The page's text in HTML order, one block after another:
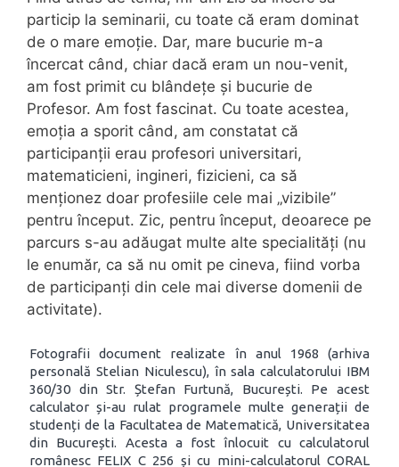
particip la seminarii, cu toate că eram dominat
de o mare emoție. Dar, mare bucurie m-a
încercat când, chiar dacă eram un nou-venit,
am fost primit cu blândețe și bucurie de
Profesor. Am fost fascinat. Cu toate acestea,
emoția a sporit când, am constatat că
participanții erau profesori universitari,
matematicieni, ingineri, fizicieni, ca să
menționez doar profesiile cele mai „vizibile”
pentru început. Zic, pentru început, deoarece pe
parcurs s-au adăugat multe alte specialități (nu
le enumăr, ca să nu omit pe cineva, fiind vorba
de participanți din cele mai diverse domenii de
activitate).
Fotografii document realizate în anul 1968 (arhiva
personală Stelian Niculescu), în sala calculatorului IBM
360/30 din Str. Ștefan Furtună, București. Pe acest
calculator și-au rulat programele multe generații de
studenți de la Facultatea de Matematică, Universitatea
din București. Acesta a fost înlocuit cu calculatorul
românesc FELIX C 256 și cu mini-calculatorul CORAL